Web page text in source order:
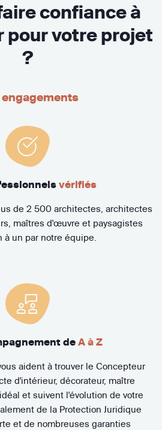
confiance à
pour votre projet
?
engagements
vérifiés
de 2 500 architectes, architectes
maîtres d'œuvre et paysagistes
à un par notre équipe.
de A à Z
aident à trouver le Concepteur
d'intérieur, décorateur, maître
et suivent l'évolution de votre
de la Protection Juridique
et de nombreuses garanties